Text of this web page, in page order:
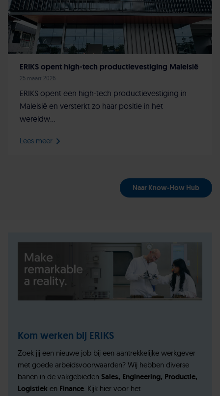
ERIKS opent high-tech productievestiging Maleisië
25 maart 2026
ERIKS opent een high-tech productievestiging in
Maleisië en versterkt zo haar positie in het
wereldw...
Lees meer
Naar Know-How Hub
Kom werken bij ERIKS
Zoek jij een nieuwe job bij een aantrekkelijke werkgever
met goede arbeidsvoorwaarden? Wij hebben diverse
banen in de vakgebieden Sales, Engineering, Productie,
Logistiek en Finance . Kijk hier voor het